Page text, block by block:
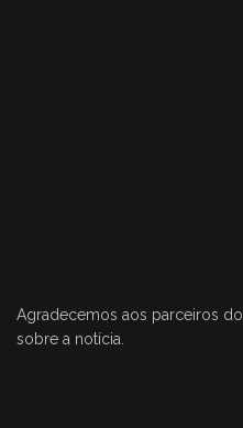
Agradecemos aos parceiros do
sobre a notícia.